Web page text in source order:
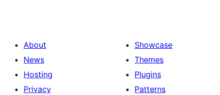
About
News
Hosting
Privacy
Showcase
Themes
Plugins
Patterns